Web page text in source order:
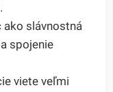
ako slávnostná
spojenie
viete veľmi